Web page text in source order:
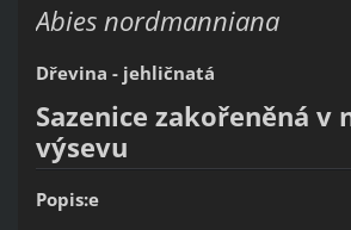
Abies nordmanniana
Dřevina - jehličnatá
Sazenice zakořeněná v
výsevu
Popis:e